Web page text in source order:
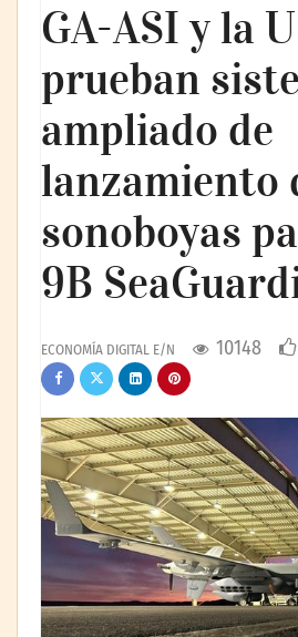
GA-ASI y la
prueban
ampliado de
lanzamiento
sonoboyas
9B
ECONOMÍA DIGITAL E/N 10148